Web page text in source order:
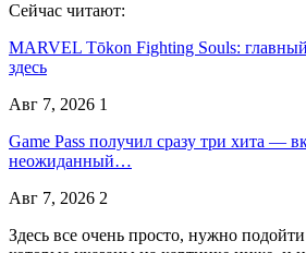
Сейчас читают:
MARVEL Tōkon Fighting Souls:
здесь
Авг 7, 2026 1
Game Pass получил сразу три хита —
неожиданный…
Авг 7, 2026 2
Здесь все очень просто, нужно